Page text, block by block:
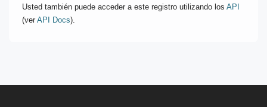
Usted también puede acceder a este registro utilizando los API
(ver API Docs).